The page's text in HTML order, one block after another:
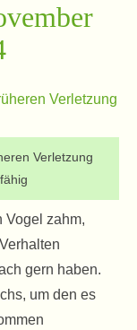
Verletzung
Vogel zahm,
gern haben.
um den es